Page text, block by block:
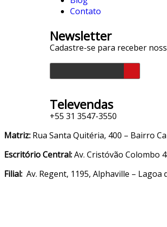
Contato
Newsletter
Cadastre-se para receber
Televendas
+55 31 3547-3550
Matriz: Rua Santa Quitéria, 400 – Bairro
Escritório Central:Av. Cristóvão Colombo
Filial: Av. Regent, 1195, Alphaville –